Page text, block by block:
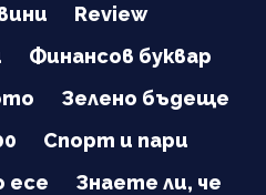
Review
Финансов буквар
Зелено бъдеще
Спорт и пари
есе
Знаете ли, че